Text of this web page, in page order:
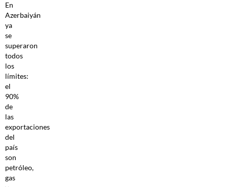
En
Azerbaiyán
ya
se
superaron
todos
los
límites:
el
90%
de
las
exportaciones
del
país
son
petróleo,
gas